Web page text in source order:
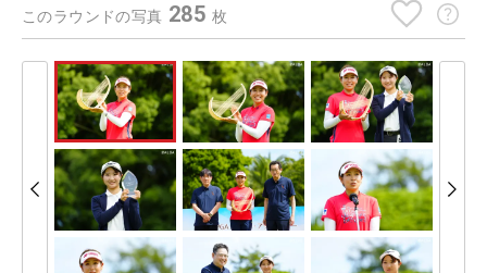
このラウンドの写真 285 枚